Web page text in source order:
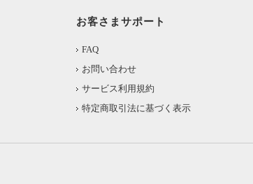
お客さまサポート
FAQ
お問い合わせ
サービス利用規約
特定商取引法に基づく表示